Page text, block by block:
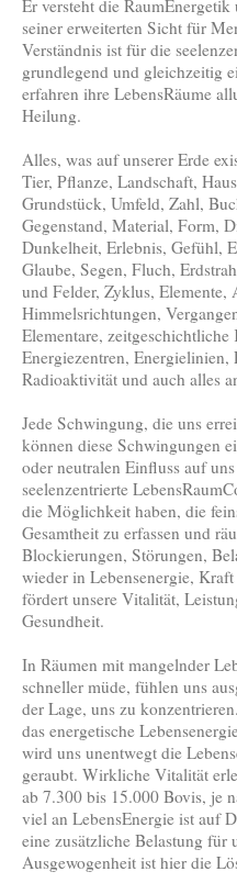
Er versteht die
seiner erweiterten Sicht für
Verständnis ist für die
grundlegend und gleichzeitig
erfahren ihre LebensRäume
Heilung.
Alles, was auf unserer Erde
Tier, Pflanze, Landschaft,
Grundstück, Umfeld, Zahl,
Gegenstand, Material, Form,
Dunkelheit, Erlebnis, Gefühl,
Glaube, Segen, Fluch,
und Felder, Zyklus, Elemente,
Himmelsrichtungen,
Elementare,
Energiezentren,
Radioaktivität und auch alles
Jede Schwingung, die uns
können diese Schwingungen
oder neutralen Einfluss auf
seelenzentrierte
die Möglichkeit haben, die
Gesamtheit zu erfassen und
Blockierungen, Störungen,
wieder in Lebensenergie,
fördert unsere Vitalität,
Gesundheit.
In Räumen mit mangelnder
schneller müde, fühlen uns
der Lage, uns zu
das energetische
wird uns unentwegt die
geraubt. Wirkliche Vitalität
ab 7.300 bis 15.000 Bovis, je
viel an LebensEnergie ist auf
eine zusätzliche Belastung für
Ausgewogenheit ist hier die